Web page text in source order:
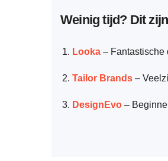
Weinig tijd? Dit
Looka – Fantastische
Tailor Brands –
DesignEvo –